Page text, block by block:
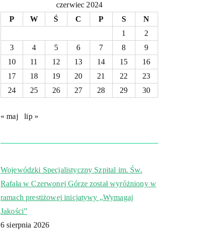
czerwiec 2024
P
W Ś C P S
N
1
2
3
4 5 6 7 8
9
10
11 12 13 14 15
16
17
18 19 20 21 22
23
24
25 26 27 28 29 30
« maj lip »
Wojewódzki Specjalistyczny Szpital im. Św.
Rafała w Czerwonej Górze został wyróżniony w
ramach prestiżowej inicjatywy „Wymagaj
Jakości”
6 sierpnia 2026